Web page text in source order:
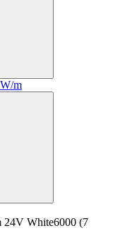
m
24V White6000 (7